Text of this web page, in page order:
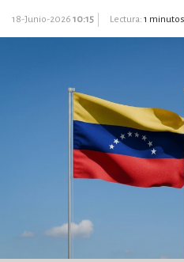
18-Junio-2026 10:15 Lectura: 1 minutos